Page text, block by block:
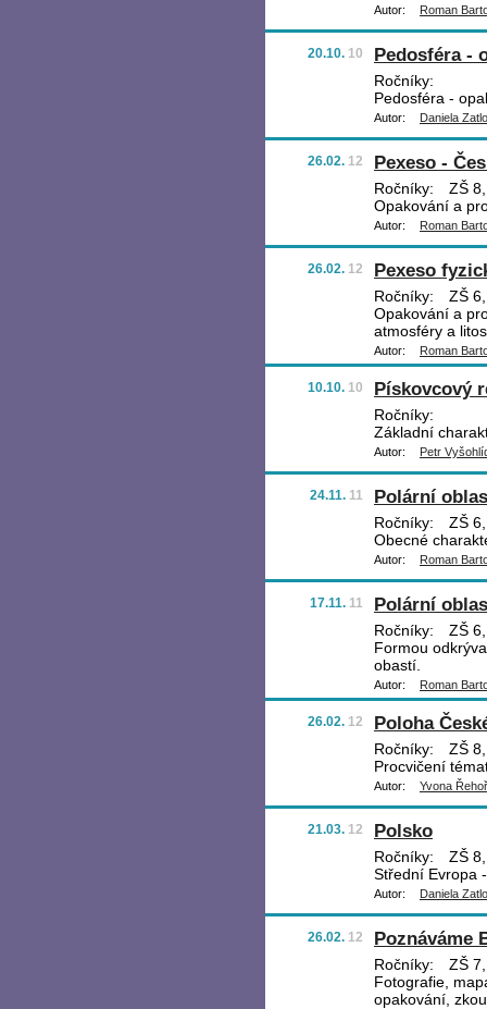
Autor: Roman
20.10. 10 Pedosféra -
Ročníky:
Pedosféra -
Autor: Daniela
26.02. 12 Pexeso -
Ročníky:
ZŠ
Opakování a
Autor: Roman
26.02. 12 Pexeso
Ročníky:
ZŠ
Opakování a
atmosféry a
Autor: Roman
10.10. 10 Pískovcový
Ročníky:
Základní
Autor: Petr
24.11. 11 Polární
Ročníky:
ZŠ
Obecné
Autor: Roman
17.11. 11 Polární
Ročníky:
ZŠ
Formou
obastí.
Autor: Roman
26.02. 12 Poloha
Ročníky:
ZŠ
Procvičení
Autor: Yvona
21.03. 12 Polsko
Ročníky:
ZŠ
Střední Evropa
Autor: Daniela
26.02. 12 Poznáváme
Ročníky:
ZŠ
Fotografie,
opakování,